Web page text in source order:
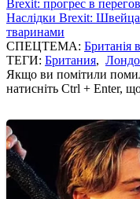
Brexit: прогрес в
Наслідки Brexit:
тваринами
СПЕЦТЕМА: Британія
ТЕГИ: Британия,
Якщо ви помітили
натисніть Ctrl + Enter,